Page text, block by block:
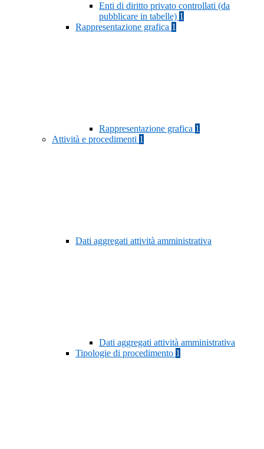
Enti di diritto privato controllati (da
pubblicare in tabelle) 1
Rappresentazione grafica 1
Rappresentazione grafica 1
Attività e procedimenti 1
Dati aggregati attività amministrativa
Dati aggregati attività amministrativa
Tipologie di procedimento 1